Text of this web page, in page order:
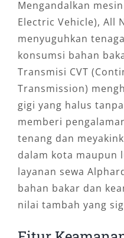
Mengandalkan
Electric Vehicle), All
menyuguhkan
konsumsi bahan
Transmisi CVT
Transmission)
gigi yang halus
memberi
tenang dan
dalam kota maupun
layanan sewa
bahan bakar dan
nilai tambah yang